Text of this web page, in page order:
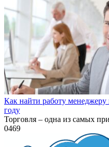
Как найти работу
году
Торговля – одна из самых
0469